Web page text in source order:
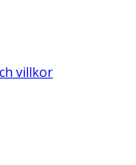
villkor